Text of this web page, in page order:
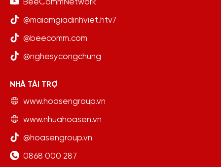
BeeCommNetwork
@maiamgiadinhviet.htv7
@beecomm.com
@nghesycongchung
NHÀ TÀI TRỢ
www.hoasengroup.vn
www.nhuahoasen.vn
@hoasengroup.vn
0868 000 287